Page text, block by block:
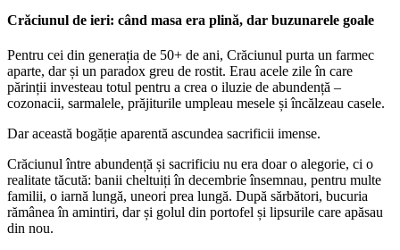
Crăciunul de ieri: când masa era plină, dar buzunarele goale
Pentru cei din generația de 50+ de ani, Crăciunul purta un farmec
aparte, dar și un paradox greu de rostit. Erau acele zile în care
părinții investeau totul pentru a crea o iluzie de abundență –
cozonacii, sarmalele, prăjiturile umpleau mesele și încălzeau casele.
Dar această bogăție aparentă ascundea sacrificii imense.
Crăciunul între abundență și sacrificiu nu era doar o alegorie, ci o
realitate tăcută: banii cheltuiți în decembrie însemnau, pentru multe
familii, o iarnă lungă, uneori prea lungă. După sărbători, bucuria
rămânea în amintiri, dar și golul din portofel și lipsurile care apăsau
din nou.